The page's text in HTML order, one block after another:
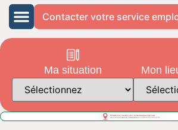
Contacter votre service
Ma situation Mon